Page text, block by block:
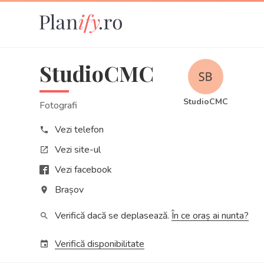
StudioCMC
Fotografi StudioCMC
phone Vezi telefon
open_in_new
Vezi site-ul
Vezi facebook
place Brașov
search Verifică dacă se deplasează. În ce oraș ai nunta?
event Verifică disponibilitate